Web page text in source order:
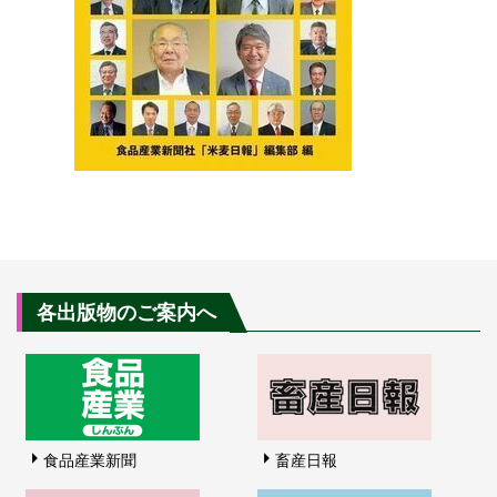
各出版物のご案内へ
食品産業新聞 畜産日報